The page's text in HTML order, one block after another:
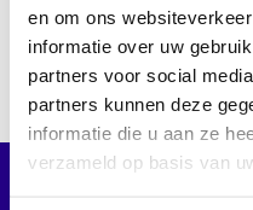
en om ons
informatie over uw
partners voor social
partners kunnen deze
informatie die u aan ze
verzameld op basis van
Back to overview